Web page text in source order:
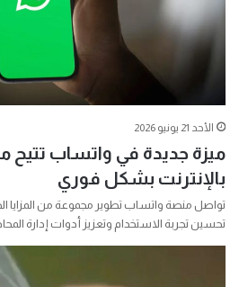
الأحد 21 يونيو 2026
ميزة جديدة في واتساب تتيح
بالإنترنت بشكل فوري
تواصل منصة واتساب تطوير مجموعة من المزايا
تحسين تجربة الاستخدام وتعزيز أدوات إدارة